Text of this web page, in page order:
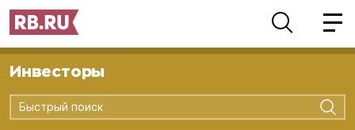
Инвесторы
Быстрый поиск